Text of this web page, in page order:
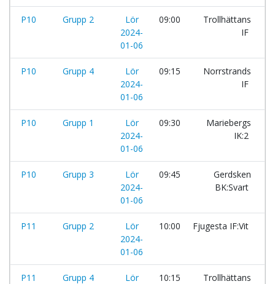
P10 Grupp 2
Lör
2024-
01-06
09:00
Trollhättans
IF
P10 Grupp 4
Lör
2024-
01-06
09:15
Norrstrands
IF
P10 Grupp 1
Lör
2024-
01-06
09:30
Mariebergs
IK:2
P10 Grupp 3
Lör
2024-
01-06
09:45
Gerdsken
BK:Svart
P11 Grupp 2
Lör
2024-
01-06
10:00 Fjugesta IF:Vit
P11 Grupp 4
Lör
10:15
Trollhättans